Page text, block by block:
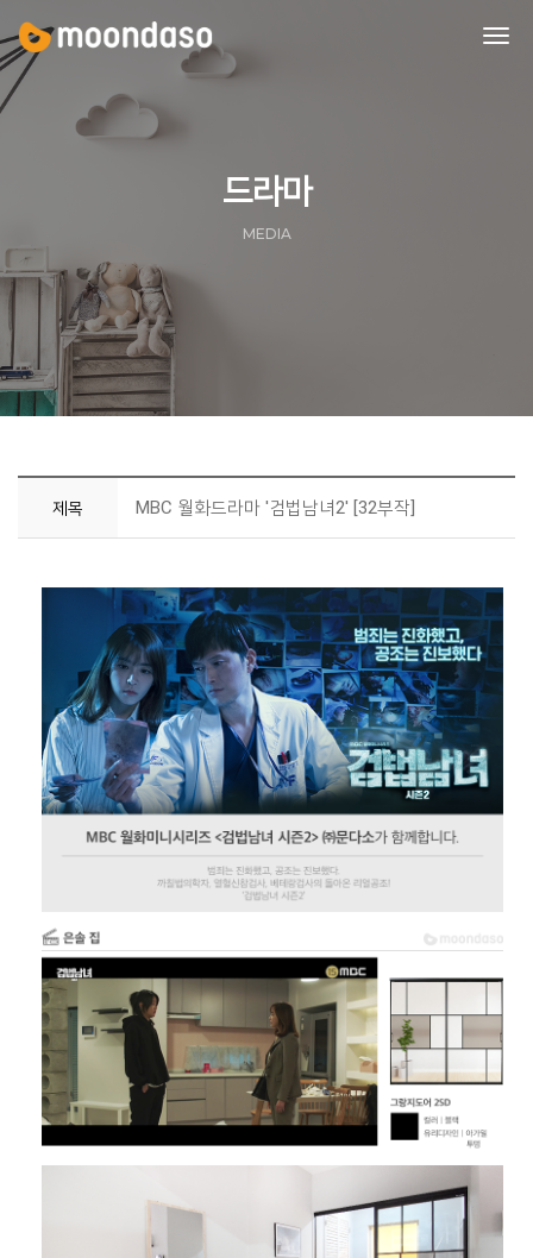
드라마
MEDIA
제목 MBC 월화드라마 '검법남녀2' [32부작]